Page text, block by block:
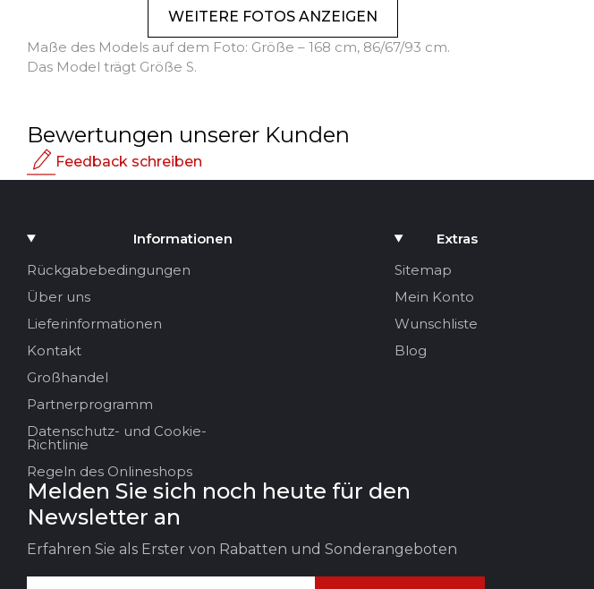
WEITERE FOTOS ANZEIGEN
Maße des Models auf dem Foto: Größe – 168 cm, 86/67/93 cm.
Das Model trägt Größe S.
Bewertungen unserer Kunden
Feedback schreiben
Ihr Name
Ihre E-Mail
Titel der Bewertung
Ihr Feedback:
Informationen
Rückgabebedingungen
Über uns
Lieferinformationen
Kontakt
Großhandel
Partnerprogramm
Datenschutz- und Cookie-
Richtlinie
Regeln des Onlineshops
Extras
Sitemap
Mein Konto
Wunschliste
Blog
Melden Sie sich noch heute für den
Newsletter an
Erfahren Sie als Erster von Rabatten und Sonderangeboten